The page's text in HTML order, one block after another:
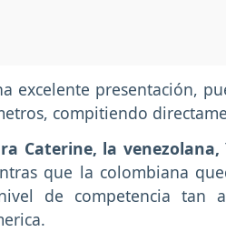
excelente presentación,
compitiendo
Caterine, la venezolana,
que la colombiana
de competencia tan